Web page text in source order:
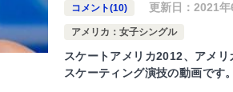
コメント(10) 更新日：2021年
アメリカ：女子シングル
スケートアメリカ2012、アメ
スケーティング演技の動画です。